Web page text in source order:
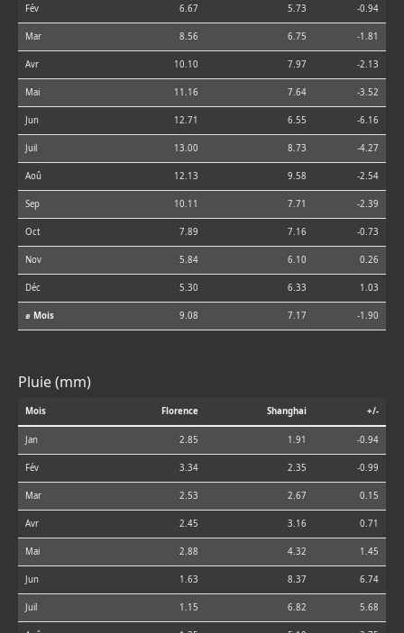
Fév 6.67 5.73 -0.94
Mar 8.56 6.75 -1.81
Avr 10.10 7.97 -2.13
Mai 11.16 7.64 -3.52
Jun 12.71 6.55 -6.16
Juil 13.00 8.73 -4.27
Aoû 12.13 9.58 -2.54
Sep 10.11 7.71 -2.39
Oct 7.89 7.16 -0.73
Nov 5.84 6.10 0.26
Déc 5.30 6.33 1.03
⌀ Mois 9.08 7.17 -1.90
Pluie (mm)
Mois Florence Shanghai +/-
Jan 2.85 1.91 -0.94
Fév 3.34 2.35 -0.99
Mar 2.53 2.67 0.15
Avr 2.45 3.16 0.71
Mai 2.88 4.32 1.45
Jun 1.63 8.37 6.74
Juil 1.15 6.82 5.68